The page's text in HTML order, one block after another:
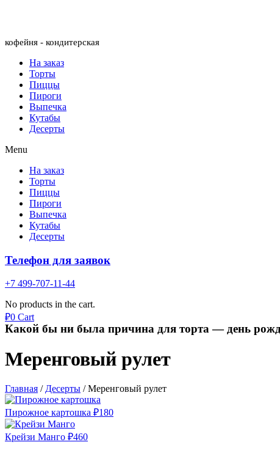
кофейня - кондитерская
На заказ
Торты
Пиццы
Пироги
Выпечка
Кутабы
Десерты
Menu
На заказ
Торты
Пиццы
Пироги
Выпечка
Кутабы
Десерты
Телефон для заявок
+7 499-707-11-44
No products in the cart.
₽0 Cart
Какой бы ни была причина для торта — день
Меренговый рулет
Главная / Десерты /Меренговый рулет
Пирожное картошка ₽180
Крейзи Манго ₽460